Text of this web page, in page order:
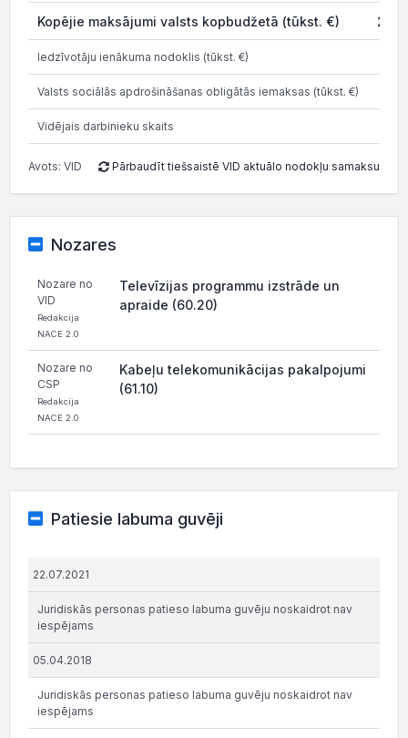
Kopējie maksājumi valsts kopbudžetā (tūkst. €) 2
Iedzīvotāju ienākuma nodoklis (tūkst. €)
Valsts sociālās apdrošināšanas obligātās iemaksas (tūkst. €)
Vidējais darbinieku skaits
Avots: VID Pārbaudīt tiešsaistē VID aktuālo nodokļu samaksu
Nozares
Nozare no
VID
Redakcija
NACE 2.0
Televīzijas programmu izstrāde un
apraide (60.20)
Nozare no
CSP
Redakcija
NACE 2.0
Kabeļu telekomunikācijas pakalpojumi
(61.10)
Patiesie labuma guvēji
22.07.2021
Juridiskās personas patieso labuma guvēju noskaidrot nav
iespējams
05.04.2018
Juridiskās personas patieso labuma guvēju noskaidrot nav
iespējams